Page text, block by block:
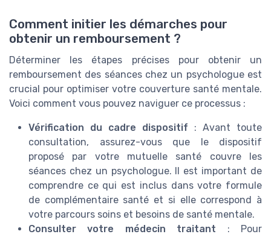
Comment initier les démarches pour
obtenir un remboursement ?
Déterminer les étapes précises pour obtenir un
remboursement des séances chez un psychologue est
crucial pour optimiser votre couverture santé mentale.
Voici comment vous pouvez naviguer ce processus :
Vérification du cadre dispositif : Avant toute
consultation, assurez-vous que le dispositif
proposé par votre mutuelle santé couvre les
séances chez un psychologue. Il est important de
comprendre ce qui est inclus dans votre formule
de complémentaire santé et si elle correspond à
votre parcours soins et besoins de santé mentale.
Consulter votre médecin traitant : Pour